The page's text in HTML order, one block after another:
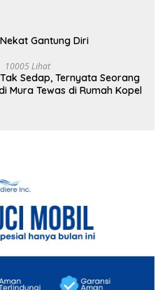
Gantung Diri
10005 Lihat
Sedap, Ternyata Seorang
Mura Tewas di Rumah Kopel